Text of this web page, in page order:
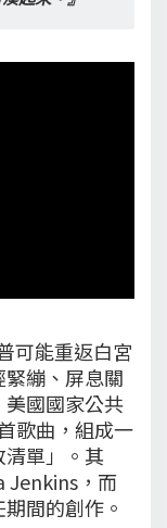
可能重返白宮
繃、屏息關
國國家公共
歌曲，組成一
單」。其
Jenkins，而
間的創作。